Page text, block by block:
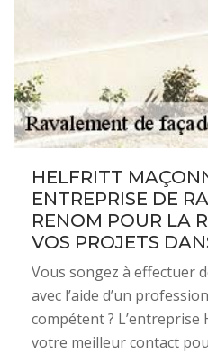
HELFRITT
ENTREPRISE DE
RENOM POUR LA
VOS PROJETS
Vous songez à effectuer
avec l’aide d’un
compétent ?
votre meilleur contact